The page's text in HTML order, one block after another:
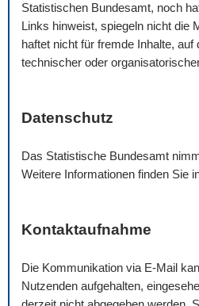
Statistischen Bundesamt, noch
Links hinweist, spiegeln nicht die
haftet nicht für fremde Inhalte,
technischer oder
Datenschutz
Das Statistische Bundesamt
Weitere Informationen finden Sie
Kontaktaufnahme
Die Kommunikation via E-Mail
Nutzenden aufgehalten,